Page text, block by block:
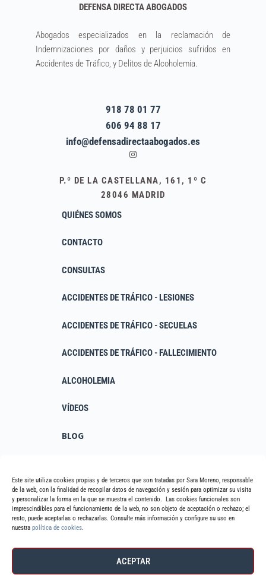
Este site utiliza cookies propias y de terceros que son tratadas por Sara Moreno, responsable
de la web, con la finalidad de recopilar datos de navegación y sesión para optimizar su visita
y personalizar la forma en la que se muestra el contenido. Las cookies funcionales son
imprescindibles para el funcionamiento de la web, no son objeto de aceptación o rechazo; el
resto, puede aceptarlas o rechazarlas. Consulte más información y configure su uso en
nuestra política de cookies.
ACEPTAR
DEFENSA DIRECTA ABOGADOS
Abogados especializados en la reclamación de
Indemnizaciones por daños y perjuicios sufridos en
Accidentes de Tráfico, y Delitos de Alcoholemia.
918 78 01 77
606 94 88 17
info@defensadirectaabogados.es
Instagram
P.º DE LA CASTELLANA, 161, 1º C
28046 MADRID
QUIÉNES SOMOS
CONTACTO
CONSULTAS
ACCIDENTES DE TRÁFICO - LESIONES
ACCIDENTES DE TRÁFICO - SECUELAS
ACCIDENTES DE TRÁFICO - FALLECIMIENTO
ALCOHOLEMIA
VÍDEOS
BLOG
Política de privacidad
Política de cookies